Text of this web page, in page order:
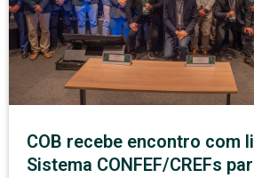
COB recebe encontro com
Sistema CONFEF/CREFs